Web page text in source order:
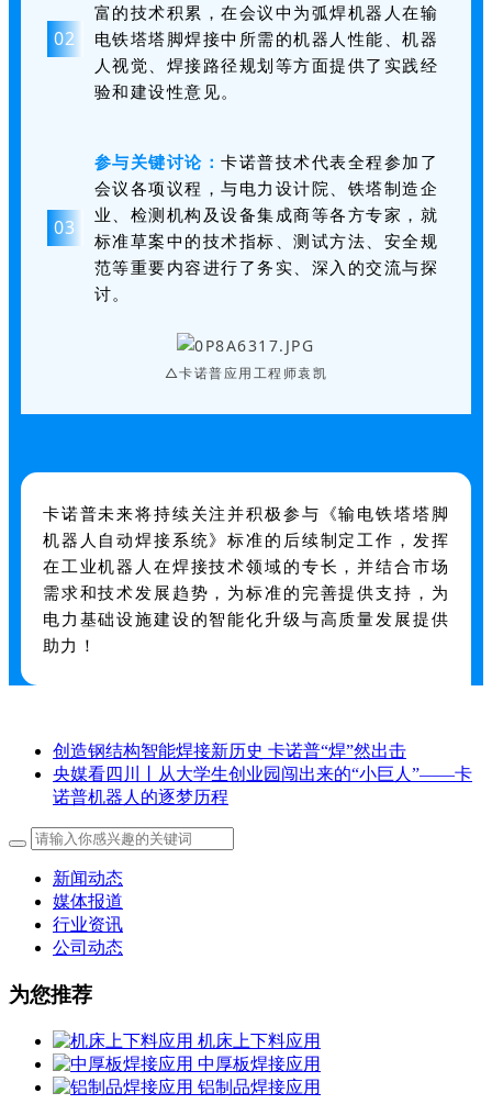
02
富的技术积累，在会议中为弧焊机器人在输
电铁塔塔脚焊接中所需的机器人性能、机器
人视觉、焊接路径规划等方面提供了实践经
验和建设性意见。
03
参与关键讨论：卡诺普技术代表全程参加了
会议各项议程，与电力设计院、铁塔制造企
业、检测机构及设备集成商等各方专家，就
标准草案中的技术指标、测试方法、安全规
范等重要内容进行了务实、深入的交流与探
讨。
△卡诺普应用工程师袁凯
卡诺普未来将持续关注并积极参与《输电铁塔塔脚
机器人自动焊接系统》标准的后续制定工作，发挥
在工业机器人在焊接技术领域的专长，并结合市场
需求和技术发展趋势，为标准的完善提供支持，为
电力基础设施建设的智能化升级与高质量发展提供
助力！
创造钢结构智能焊接新历史 卡诺普“焊”然出击
央媒看四川丨从大学生创业园闯出来的“小巨人”——卡
诺普机器人的逐梦历程
新闻动态
媒体报道
行业资讯
公司动态
为您推荐
机床上下料应用
中厚板焊接应用
铝制品焊接应用